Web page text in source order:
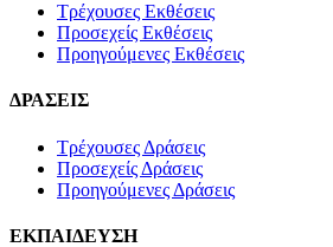
Τρέχουσες Εκθέσεις
Προσεχείς Εκθέσεις
Προηγούμενες Εκθέσεις
ΔΡΑΣΕΙΣ
Τρέχουσες Δράσεις
Προσεχείς Δράσεις
Προηγούμενες Δράσεις
ΕΚΠΑΙΔΕΥΣΗ